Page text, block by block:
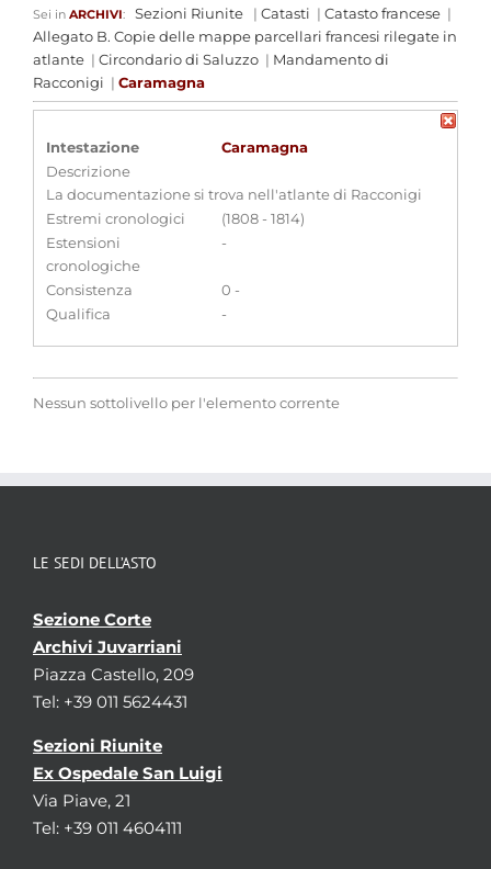
Sei in ARCHIVI: Sezioni Riunite | Catasti | Catasto francese |
Allegato B. Copie delle mappe parcellari francesi rilegate in
atlante | Circondario di Saluzzo | Mandamento di
Racconigi | Caramagna
Intestazione
Caramagna
Descrizione
La documentazione si trova nell'atlante di Racconigi
Estremi cronologici
(1808 - 1814)
Estensioni
cronologiche
-
Consistenza
0 -
Qualifica
-
Nessun sottolivello per l'elemento corrente
LE SEDI DELL’ASTO
Sezione Corte
Archivi Juvarriani
Piazza Castello, 209
Tel: +39 011 5624431
Sezioni Riunite
Ex Ospedale San Luigi
Via Piave, 21
Tel: +39 011 4604111